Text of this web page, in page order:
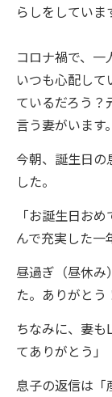
らしをしていま
コロナ禍で、
いつも心配し
ているだろう？
言う妻がいます。
今朝、誕生日の
した。
「お誕生日お
んで充実した一
昼過ぎ（昼休み
た。ありがとう
ちなみに、妻
てありがとう」
息子の返信は「